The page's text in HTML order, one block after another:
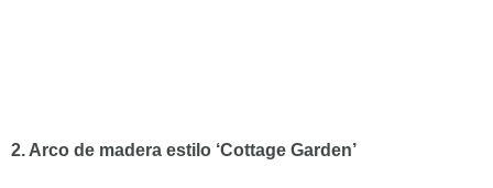
2. Arco de madera estilo ‘Cottage Garden’